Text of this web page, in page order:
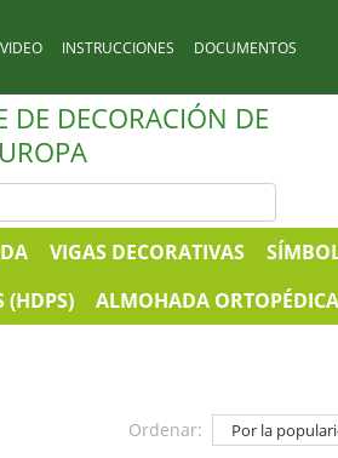
VIDEO INSTRUCCIONES
DOCUMENTOS
DE DECORACIÓN DE
VIGAS DECORATIVAS
(HDPS)
ALMOHADA
Ordenar: Por la